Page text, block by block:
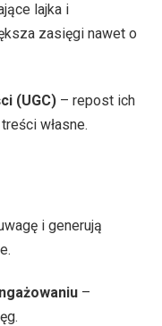
lajka i
zasięgi nawet o
(UGC) – repost ich
własne.
i generują
–